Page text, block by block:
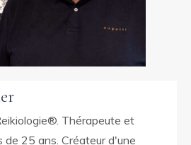
Thérapeute et
de 25 ans. Créateur d'une